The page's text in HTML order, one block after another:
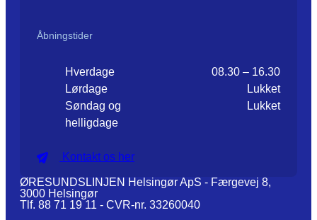
Åbningstider
Hverdage
08.30 – 16.30
Lørdage
Lukket
Søndag og
helligdage
Lukket
Kontakt os her
ØRESUNDSLINJEN Helsingør ApS - Færgevej 8,
3000 Helsingør
Tlf. 88 71 19 11 - CVR-nr. 33260040